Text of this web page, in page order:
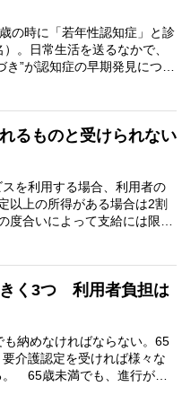
の時に「若年性認知症」と診
。日常生活を送るなかで、
”が認知症の早期発見につな
るものと受けられない
を利用する場合、利用者の
以上の所得がある場合は2割
度合いによって支給には限度
く3つ 利用者負担は
納めなければならない。65
介護認定を受ければ様々な
65歳未満でも、進行がん